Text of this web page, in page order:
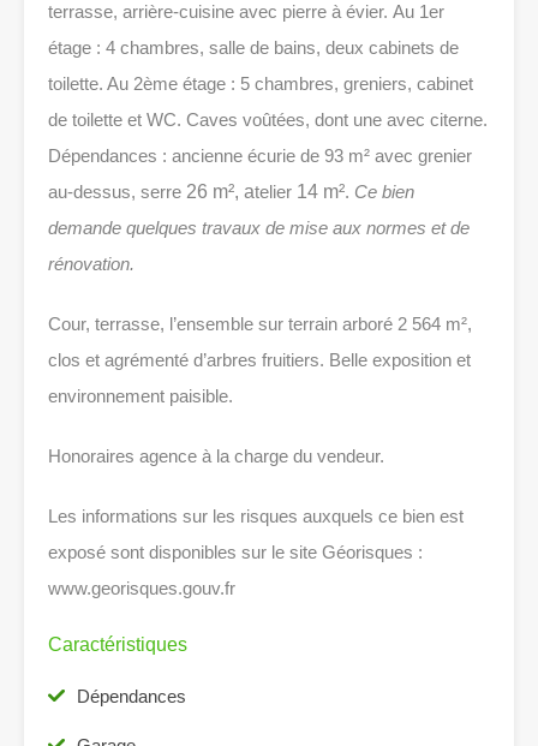
terrasse, arrière-cuisine avec pierre à évier. Au 1er
étage : 4 chambres, salle de bains, deux cabinets de
toilette. Au 2ème étage : 5 chambres, greniers, cabinet
de toilette et WC. Caves voûtées, dont une avec citerne.
Dépendances : ancienne écurie de 93 m² avec grenier
au-dessus, serre 26 m², atelier 14 m². Ce bien
demande quelques travaux de mise aux normes et de
rénovation.
Cour, terrasse, l’ensemble sur terrain arboré 2 564 m²,
clos et agrémenté d’arbres fruitiers. Belle exposition et
environnement paisible.
Honoraires agence à la charge du vendeur.
Les informations sur les risques auxquels ce bien est
exposé sont disponibles sur le site Géorisques :
www.georisques.gouv.fr
Caractéristiques
Dépendances